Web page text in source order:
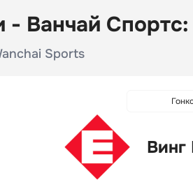
- Ванчай Спортс:
Sports
Винг